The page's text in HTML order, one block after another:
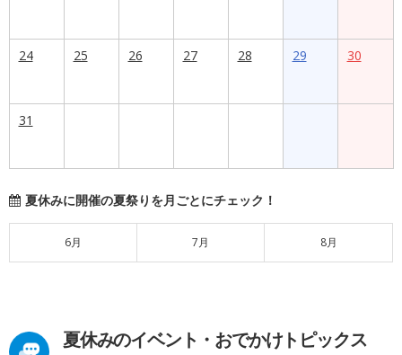
24 25 26 27 28 29 30
31
夏休みに開催の夏祭りを月ごとにチェック！
6月 7月 8月
夏休みのイベント・おでかけトピックス